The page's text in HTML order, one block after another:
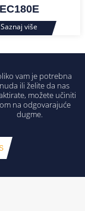
EC180E
vam je potrebna
ili želite da nas
možete učiniti
na odgovarajuće
dugme.